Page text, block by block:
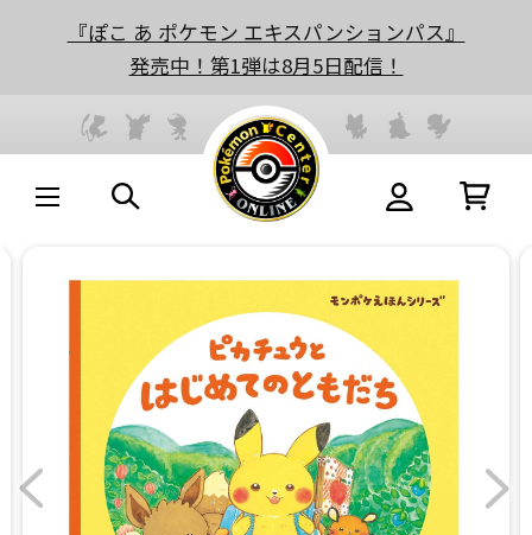
『ぽこ あ ポケモン エキスパンションパス』
発売中！第1弾は8月5日配信！